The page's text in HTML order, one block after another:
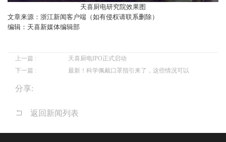
天喜厨电研究院效果图
文章来源：浙江新闻客户端（如有侵权请联系删除）
编辑：天喜新媒体编辑部
上一篇 :
天喜厨电IPO正式启动
下一篇 :
最新！科学佩戴口罩指引来了，这些情况可以
分享:
返回新闻列表